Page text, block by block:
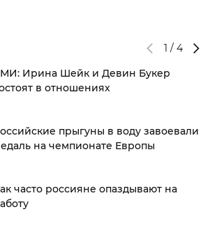
1 / 4
Ирина Шейк и Девин Букер
в отношениях
прыгуны в воду завоевали
на чемпионате Европы
часто россияне опаздывают на